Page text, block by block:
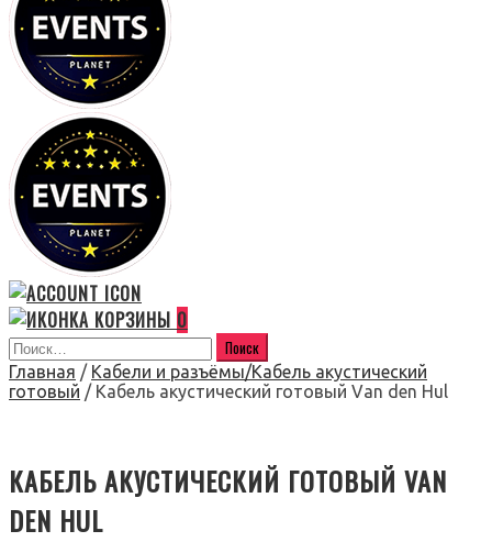
0
Главная / Кабели и разъёмы/Кабель акустический
готовый / Кабель акустический готовый Van den Hul
КАБЕЛЬ АКУСТИЧЕСКИЙ ГОТОВЫЙ VAN
DEN HUL